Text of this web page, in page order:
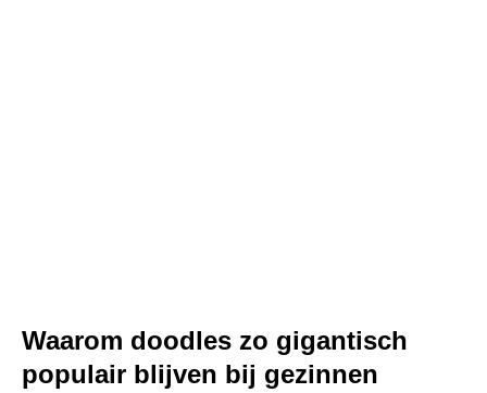
Waarom doodles zo gigantisch
populair blijven bij gezinnen